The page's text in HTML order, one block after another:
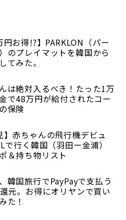
円お得!?】PARKLON（パー
のプレイマットを韓国から
てみた。
は絶対入るべき！たった1万
で48万円が給付されたコー
保険
】赤ちゃんの飛行機デビュ
で行く韓国（羽田ー金浦）
＆持ち物リスト
韓国旅行でPayPayで支払う
元。お得にオリヤンで買い
た！